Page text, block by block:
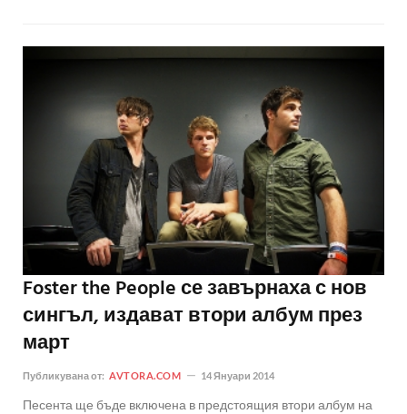
Foster the People се завърнаха с нов
сингъл, издават втори албум през
март
Публикувана от: AVTORA.COM 14 Януари 2014
Песента ще бъде включена в предстоящия втори албум на